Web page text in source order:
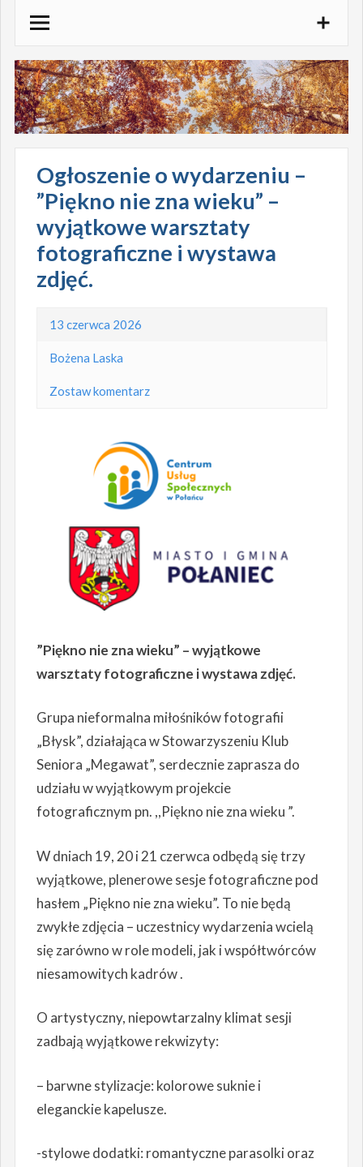
treści
Ogłoszenie o wydarzeniu –
”Piękno nie zna wieku” –
wyjątkowe warsztaty
fotograficzne i wystawa
zdjęć.
13 czerwca 2026
Bożena Laska
Zostaw komentarz
”Piękno nie zna wieku” – wyjątkowe
warsztaty fotograficzne i wystawa zdjęć.
Grupa nieformalna miłośników fotografii
„Błysk”, działająca w Stowarzyszeniu Klub
Seniora „Megawat”, serdecznie zaprasza do
udziału w wyjątkowym projekcie
fotograficznym pn. ,,Piękno nie zna wieku ”.
W dniach 19, 20 i 21 czerwca odbędą się trzy
wyjątkowe, plenerowe sesje fotograficzne pod
hasłem „Piękno nie zna wieku”. To nie będą
zwykłe zdjęcia – uczestnicy wydarzenia wcielą
się zarówno w role modeli, jak i współtwórców
niesamowitych kadrów .
O artystyczny, niepowtarzalny klimat sesji
zadbają wyjątkowe rekwizyty:
– barwne stylizacje: kolorowe suknie i
eleganckie kapelusze.
-stylowe dodatki: romantyczne parasolki oraz